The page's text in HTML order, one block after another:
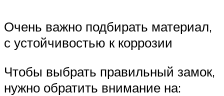
Очень важно подбирать материал,
с устойчивостью к коррозии
Чтобы выбрать правильный замок,
нужно обратить внимание на: